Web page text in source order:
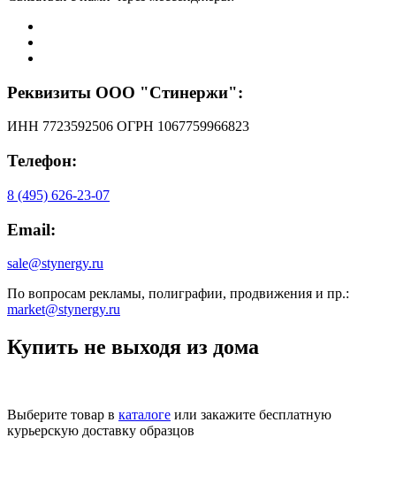
Реквизиты ООО "Стинержи":
ИНН 7723592506 ОГРН 1067759966823
Телефон:
8 (495) 626-23-07
Email:
sale@stynergy.ru
По вопросам рекламы, полиграфии, продвижения и пр.:
market@stynergy.ru
Купить не выходя из дома
Выберите товар в каталоге или закажите бесплатную
курьерскую доставку образцов